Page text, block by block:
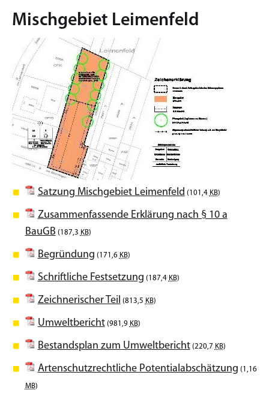
Mischgebiet Leimenfeld
Satzung Mischgebiet Leimenfeld (101,4 KB)
Zusammenfassende Erklärung nach § 10 a
BauGB (187,3 KB)
Begründung (171,6 KB)
Schriftliche Festsetzung (187,4 KB)
Zeichnerischer Teil (813,5 KB)
Umweltbericht(981,9 KB)
Bestandsplan zum Umweltbericht(220,7 KB)
Artenschutzrechtliche Potentialabschätzung (1,16
MB)